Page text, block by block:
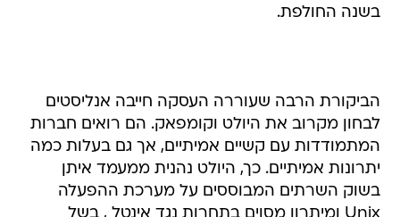
בשנה החולפת.
הביקורת הרבה שעוררה העסקה חייבה אנליסטים
לבחון מקרוב את היולט וקומפאק. הם רואים חברות
המתמודדות עם קשיים אמיתיים, אך גם בעלות כמה
יתרונות אמיתיים. כך, היולט נהנית ממעמד איתן
בשוק השרתים המבוססים על מערכת ההפעלה